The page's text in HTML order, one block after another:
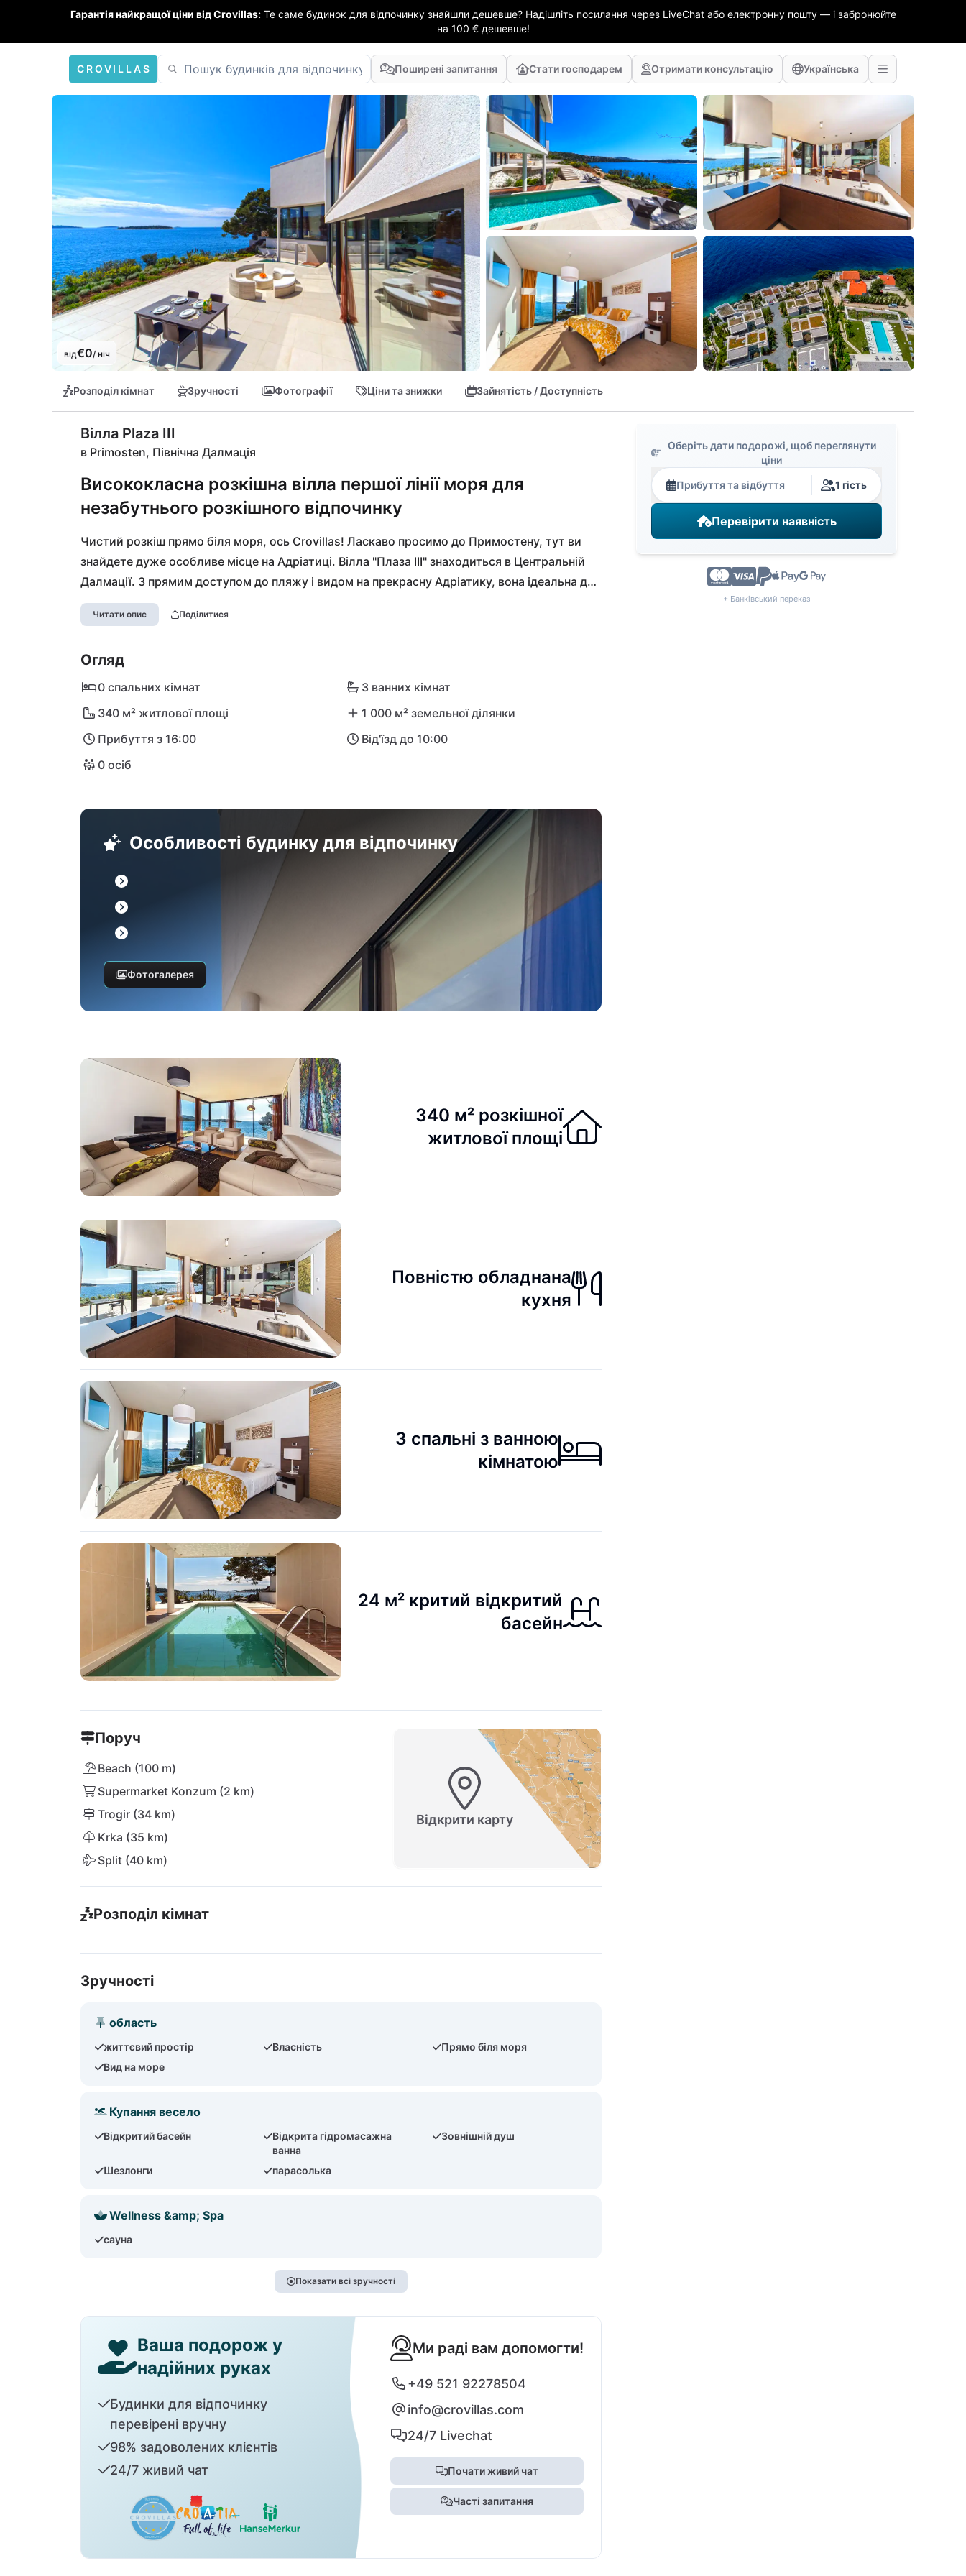
Гарантія найкращої ціни від Crovillas: Те саме будинок для відпочинку знайшли дешевше? Надішліть посилання через LiveChat або електронну пошту — і забронюйте
на 100 € дешевше!
CROVILLAS Поширені запитання Стати господарем Отримати консультацію Українська
від€0/ ніч
Розподіл кімнат Зручності Фотографії Ціни та знижки Зайнятість / Доступність
Вілла Plaza III
в Primosten, Північна Далмація
Висококласна розкішна вілла першої лінії моря для
незабутнього розкішного відпочинку
Чистий розкіш прямо біля моря, ось Crovillas! Ласкаво просимо до Примостену, тут ви
знайдете дуже особливе місце на Адріатиці. Вілла "Плаза ІІІ" знаходиться в Центральній
Далмації. З прямим доступом до пляжу і видом на прекрасну Адріатику, вона ідеальна для
ознайомлення з чудовою узбережжям країни. В радіусі однієї години по суші та воді
можна знайти різноманітні можливості для екскурсій з найкращим характером! Якщо ви
подорожуєте літаком до Спліт, це чудове місце знаходиться всього в півгодині їзди.
Читати опис Поділитися
Огляд
0 спальних кімнат
3 ванних кімнат
340 м² житлової площі
1 000 м² земельної ділянки
Прибуття з 16:00
Від'їзд до 10:00
0 осіб
Особливості будинку для відпочинку
Фотогалерея
340 м² розкішної
житлової площі
Повністю обладнана
кухня
3 спальні з ванною
кімнатою
24 м² критий відкритий
басейн
Поруч
Beach (100 m)
Supermarket Konzum (2 km)
Trogir (34 km)
Krka (35 km)
Split (40 km)
Відкрити карту
Розподіл кімнат
Зручності
область
життєвий простір Власність
Прямо біля моря
Вид на море
Купання весело
Відкритий басейн
Відкрита гідромасажна
ванна
Зовнішній душ
Шезлонги парасолька
Wellness &amp; Spa
сауна
Показати всі зручності
Ваша подорож у
надійних руках
Будинки для відпочинку
перевірені вручну
98% задоволених клієнтів
24/7 живий чат
Ми раді вам допомогти!
+49 521 92278504
info@crovillas.com
24/7 Livechat
Почати живий чат
Часті запитання
Оберіть дати подорожі, щоб переглянути
ціни
Прибуття та відбуття 1 гість
Перевірити наявність
+ Банківський переказ